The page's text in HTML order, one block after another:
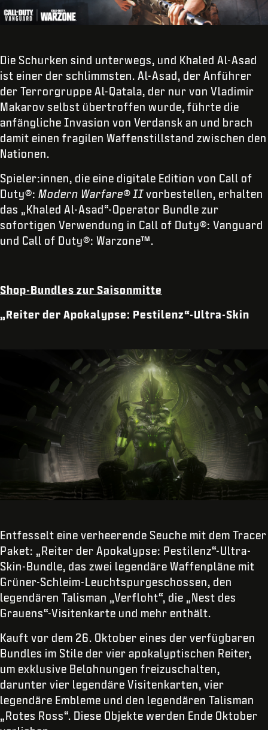
Die Schurken sind unterwegs, und Khaled Al-Asad
ist einer der schlimmsten. Al-Asad, der Anführer
der Terrorgruppe Al-Qatala, der nur von Vladimir
Makarov selbst übertroffen wurde, führte die
anfängliche Invasion von Verdansk an und brach
damit einen fragilen Waffenstillstand zwischen den
Nationen.
Spieler:innen, die eine digitale Edition von Call of
Duty®: Modern Warfare® II vorbestellen, erhalten
das „Khaled Al-Asad“-Operator Bundle zur
sofortigen Verwendung in Call of Duty®: Vanguard
und Call of Duty®: Warzone™.
Shop-Bundles zur Saisonmitte
„Reiter der Apokalypse: Pestilenz“-Ultra-Skin
Entfesselt eine verheerende Seuche mit dem Tracer
Paket: „Reiter der Apokalypse: Pestilenz“-Ultra-
Skin-Bundle, das zwei legendäre Waffenpläne mit
Grüner-Schleim-Leuchtspurgeschossen, den
legendären Talisman „Verfloht“, die „Nest des
Grauens“-Visitenkarte und mehr enthält.
Kauft vor dem 26. Oktober eines der verfügbaren
Bundles im Stile der vier apokalyptischen Reiter,
um exklusive Belohnungen freizuschalten,
darunter vier legendäre Visitenkarten, vier
legendäre Embleme und den legendären Talisman
„Rotes Ross“. Diese Objekte werden Ende Oktober